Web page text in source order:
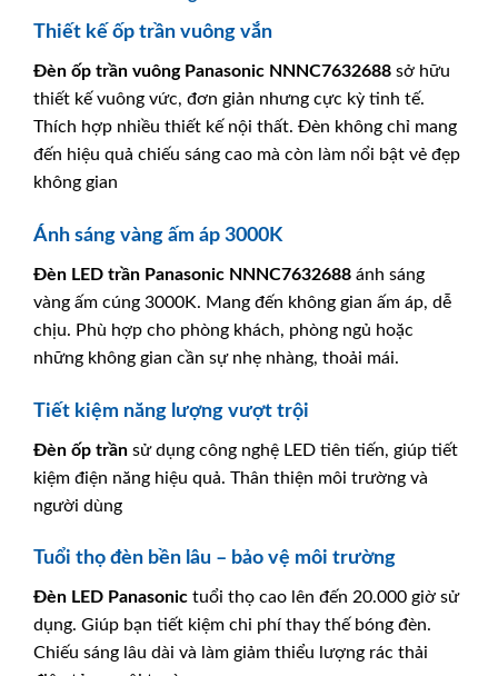
Thiết kế ốp trần vuông vắn
Đèn ốp trần vuông Panasonic NNNC7632688 sở hữu
thiết kế vuông vức, đơn giản nhưng cực kỳ tinh tế.
Thích hợp nhiều thiết kế nội thất. Đèn không chỉ mang
đến hiệu quả chiếu sáng cao mà còn làm nổi bật vẻ đẹp
không gian
Ánh sáng vàng ấm áp 3000K
Đèn LED trần Panasonic NNNC7632688 ánh sáng
vàng ấm cúng 3000K. Mang đến không gian ấm áp, dễ
chịu. Phù hợp cho phòng khách, phòng ngủ hoặc
những không gian cần sự nhẹ nhàng, thoải mái.
Tiết kiệm năng lượng vượt trội
Đèn ốp trần sử dụng công nghệ LED tiên tiến, giúp tiết
kiệm điện năng hiệu quả. Thân thiện môi trường và
người dùng
Tuổi thọ đèn bền lâu – bảo vệ môi trường
Đèn LED Panasonic tuổi thọ cao lên đến 20.000 giờ sử
dụng. Giúp bạn tiết kiệm chi phí thay thế bóng đèn.
Chiếu sáng lâu dài và làm giảm thiểu lượng rác thải